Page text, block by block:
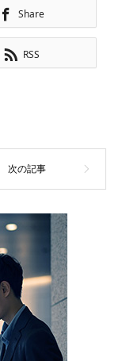
Share
RSS